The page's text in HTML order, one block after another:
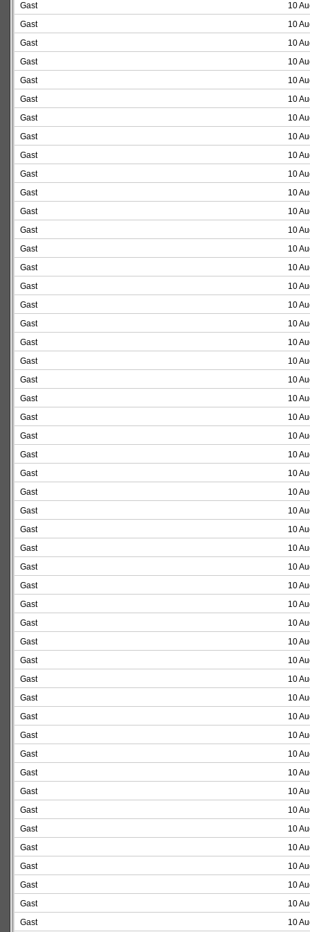
Gast
10
Gast
10
Gast
10
Gast
10
Gast
10
Gast
10
Gast
10
Gast
10
Gast
10
Gast
10
Gast
10
Gast
10
Gast
10
Gast
10
Gast
10
Gast
10
Gast
10
Gast
10
Gast
10
Gast
10
Gast
10
Gast
10
Gast
10
Gast
10
Gast
10
Gast
10
Gast
10
Gast
10
Gast
10
Gast
10
Gast
10
Gast
10
Gast
10
Gast
10
Gast
10
Gast
10
Gast
10
Gast
10
Gast
10
Gast
10
Gast
10
Gast
10
Gast
10
Gast
10
Gast
10
Gast
10
Gast
10
Gast
10
Gast
10
Gast
10